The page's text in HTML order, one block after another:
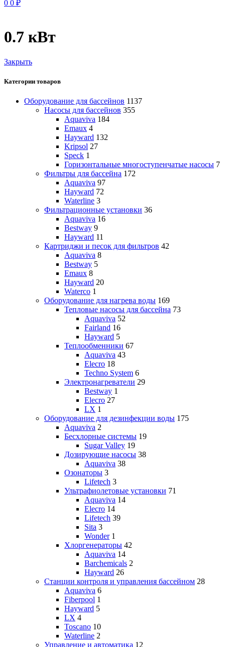
0 0 ₽
0.7 кВт
Закрыть
Категории товаров
Оборудование для бассейнов 1137
Насосы для бассейнов 355
Aquaviva 184
Emaux 4
Hayward 132
Kripsol 27
Speck 1
Горизонтальные многоступенчатые насосы 7
Фильтры для бассейна 172
Aquaviva 97
Hayward 72
Waterline 3
Фильтрационные установки 36
Aquaviva 16
Bestway 9
Hayward 11
Картриджи и песок для фильтров 42
Aquaviva 8
Bestway 5
Emaux 8
Hayward 20
Waterco 1
Оборудование для нагрева воды 169
Тепловые насосы для бассейна 73
Aquaviva 52
Fairland 16
Hayward 5
Теплообменники 67
Aquaviva 43
Elecro 18
Techno System 6
Электронагреватели 29
Bestway 1
Elecro 27
LX 1
Оборудование для дезинфекции воды 175
Aquaviva 2
Бесхлорные системы 19
Sugar Valley 19
Дозирующие насосы 38
Aquaviva 38
Озонаторы 3
Lifetech 3
Ультрафиолетовые установки 71
Aquaviva 14
Elecro 14
Lifetech 39
Sita 3
Wonder 1
Хлоргенераторы 42
Aquaviva 14
Barchemicals 2
Hayward 26
Станции контроля и управления бассейном 28
Aquaviva 6
Fiberpool 1
Hayward 5
LX 4
Toscano 10
Waterline 2
Управление и автоматика 12